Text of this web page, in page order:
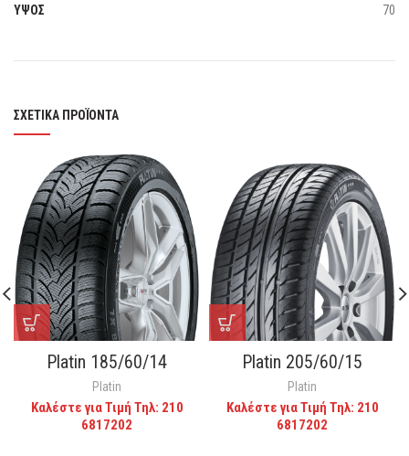
ΥΨΟΣ 70
ΣΧΕΤΙΚΆ ΠΡΟΪΌΝΤΑ
Platin 185/60/14
Platin
Καλέστε για Τιμή Τηλ: 210
6817202
Platin 205/60/15
Platin
Καλέστε για Τιμή Τηλ: 210
6817202